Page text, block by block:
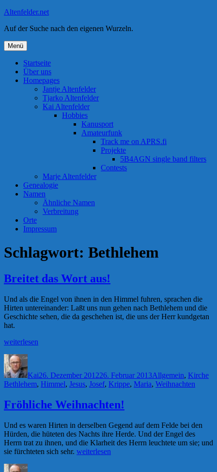
Zum
springen
Altenfelder.net
Auf der Suche nach den eigenen Wurzeln.
Menü
Startseite
Über uns
Homepages
Jantje Altenfelder
Tjarko Altenfelder
Kai Altenfelder
Hobbies
Kanusport
Amateurfunk
Track me on APRS.fi
Projekte
5B4AGN single band filters
Contests
Marje Altenfelder
Genealogie
Namen
Ähnliche Namen
Verbreitung
Orte
Impressum
Schlagwort: Bethlehem
Breitet das Wort aus!
Und als die Engel von ihnen in den Himmel fuhren, sprachen die
Hirten untereinander: Laßt uns nun gehen nach Bethlehem und die
Geschichte sehen, die da geschehen ist, die uns der Herr kundgetan
hat.
„Breitet
Wort
aus!“
weiterlesen
Autor
Kai26. Dezember 201226. Februar 2013Allgemein, Kirche
Bethlehem, Himmel, Jesus, Josef, Krippe, Maria, Weihnachten
Fröhliche Weihnachten!
Und es waren Hirten in derselben Gegend auf dem Felde bei den
Hürden, die hüteten des Nachts ihre Herde. Und der Engel des
Herrn trat zu ihnen, und die Klarheit des Herrn leuchtete um sie; und
sie fürchteten sich sehr. „Fröhliche
weiterlesen
Autor